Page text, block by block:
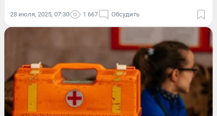
28 июля, 2025, 07:30 1 667 Обсудить